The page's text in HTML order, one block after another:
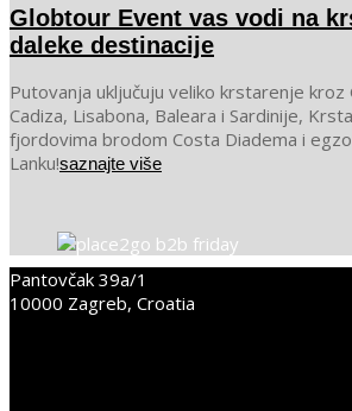
Globtour Event vas vodi na
daleke destinacije
2024-
05-
16
Putovanja uključuju veliko krstarenje
Cadiza, Lisabona, Baleara i Sardinije,
fjordovima brodom Costa Diadema i
Lanku!saznajte više
Pantovčak 39a/1
10000 Zagreb, Croatia